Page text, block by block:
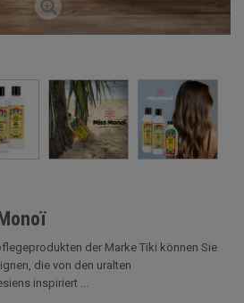
der Marke Tiki können Sie
die von den uralten
inspiriert ...